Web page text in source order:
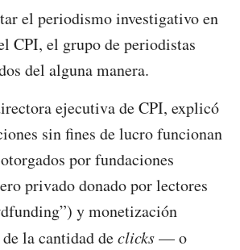
el periodismo investigativo en
CPI, el grupo de periodistas
del alguna manera.
ejecutiva de CPI, explicó
sin fines de lucro funcionan
por fundaciones
privado donado por lectores
y monetización
de la cantidad declicks— o